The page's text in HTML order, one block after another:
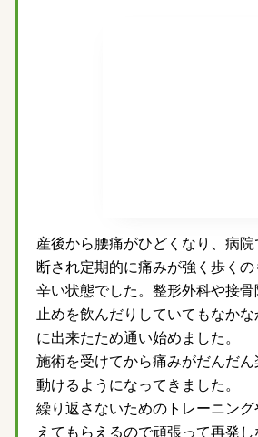
産後から腰痛がひどくなり、病
断され定期的に痛みが強く歩く
辛い状態でした。整形外科や接
止めを飲んだりしていてもなかな
に出来たため通い始めました。
施術を受けてから痛みがだんだん
動けるようになってきました。
繰り返さないためのトレーニン
えてもらえるので頑張って再発